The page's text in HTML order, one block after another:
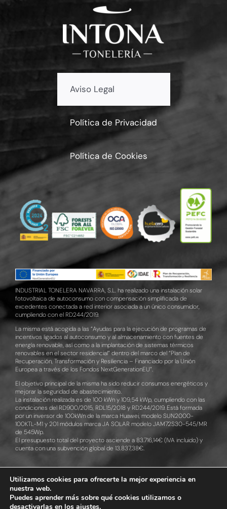
Aviso Legal
Política de Privacidad
Política de Cookies
INDUSTRIAL TONELERA NAVARRA, S.L. ha realizado una instalación solar
fotovoltaica de autoconsumo con compensación simplificada de
excedentes conectada a red interior asociada a un único consumidor,
cumpliendo con el RD244/2019.
La misma está acogida a las “Ayudas para la ejecución de programas de
incentivos ligados al autoconsumo y al almacenamiento con fuentes de
energía renovable, así como a la implantación de sistemas térmicos
renovables en el sector residencial” dentro del marco del “Plan de
Recuperación, Transformación y Resiliencia – Financiado por la Unión
Europea a través de los Fondos NextGenerationEU”.
El objetivo principal de la misma ha sido reducir consumos energéticos y
mejorar la seguridad de abastecimiento.
La instalación realizada es de 100 kWn y 109,54 kWp, cumpliendo con las
condiciones del RD900/2015, RDL15/2018 y RD244/2019. Está formada
por un inversor de 100kWn de la marca Huawei, modelo SUN2000-
100KTL-M1 y 201 módulos marca JA SOLAR modelo JAM72S30-545/MR
de 545Wp.
El presupuesto total del proyecto asciende a 83.716,14€ (IVA incluido) y
cuenta con una subvención global de 13.837,38€.
© 2026 | Industrial Tonelera Navarra, S.L.U. Todos los derechos
reservados
Utilizamos cookies para ofrecerte la mejor experiencia en
nuestra web.
Puedes aprender más sobre qué cookies utilizamos o
desactivarlas en los ajustes.